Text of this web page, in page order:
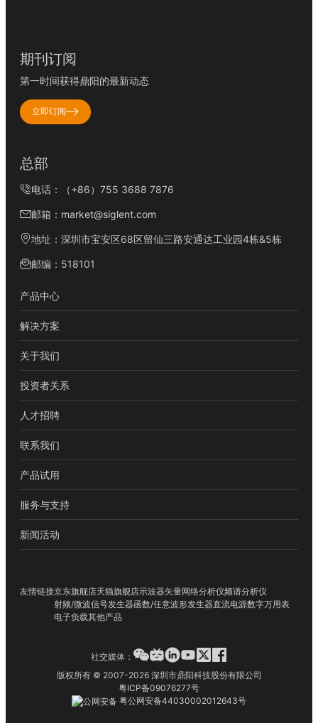
期刊订阅
第一时间获得鼎阳的最新动态
立即订阅
总部
电话：（+86）755 3688 7876
邮箱：market@siglent.com
地址：深圳市宝安区68区留仙三路安通达工业园4栋&5栋
邮编：518101
产品中心
解决方案
关于我们
投资者关系
人才招聘
联系我们
产品试用
服务与支持
新闻活动
友情链接京东旗舰店天猫旗舰店示波器矢量网络分析仪频谱分析仪
射频/微波信号发生器函数/任意波形发生器直流电源数字万用表
电子负载其他产品
版权所有 © 2007-2026 深圳市鼎阳科技股份有限公司
粤ICP备09076277号
粤公网安备44030002012643号
社交媒体：